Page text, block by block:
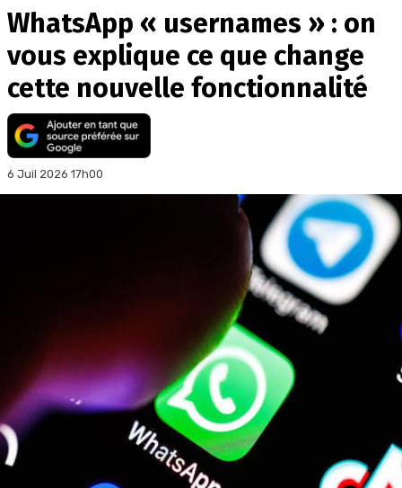
WhatsApp « usernames » : on
vous explique ce que change
cette nouvelle fonctionnalité
6 Juil 2026 17h00